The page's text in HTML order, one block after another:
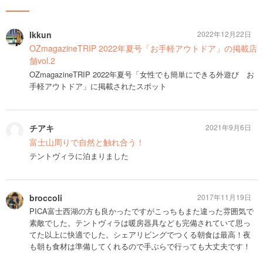
Ikkun
OZmagazineTRIP 2022年夏号「お手軽アウトドア」の掲載店
舗vol.2
OZmagazineTRIP 2022年夏号「女性でも簡単にできる外遊び お
手軽アウトドア」に掲載されたスポット
2022年12月22日
チアキ
富士山周りで自然と触れ合う！
テントヴィラに泊まりました
2021年9月6日
broccoli
PICA富士西湖の方も良かったですがこっちもまた違った雰囲気で
素敵でした。テントヴィラは暖房器具なども完備されていて思っ
てた以上に快適でした。シェアリビングでつくる朝食は最高！夜
も朝も食材は準備してくれるので手ぶらで行っても大丈夫です！
2017年11月19日